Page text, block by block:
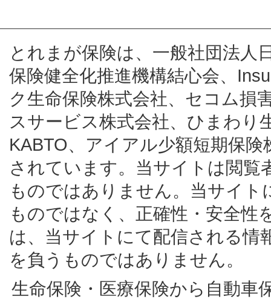
とれまが保険は、一般社団法人
保険健全化推進機構結心会、
ク生命保険株式会社、セコム損
スサービス株式会社、ひまわり
KABTO、アイアル少額短期保
されています。当サイトは閲覧
ものではありません。当サイ
ものではなく、正確性・安全性
は、当サイトにて配信される情
を負うものではありません。
生命保険・医療保険から自動車